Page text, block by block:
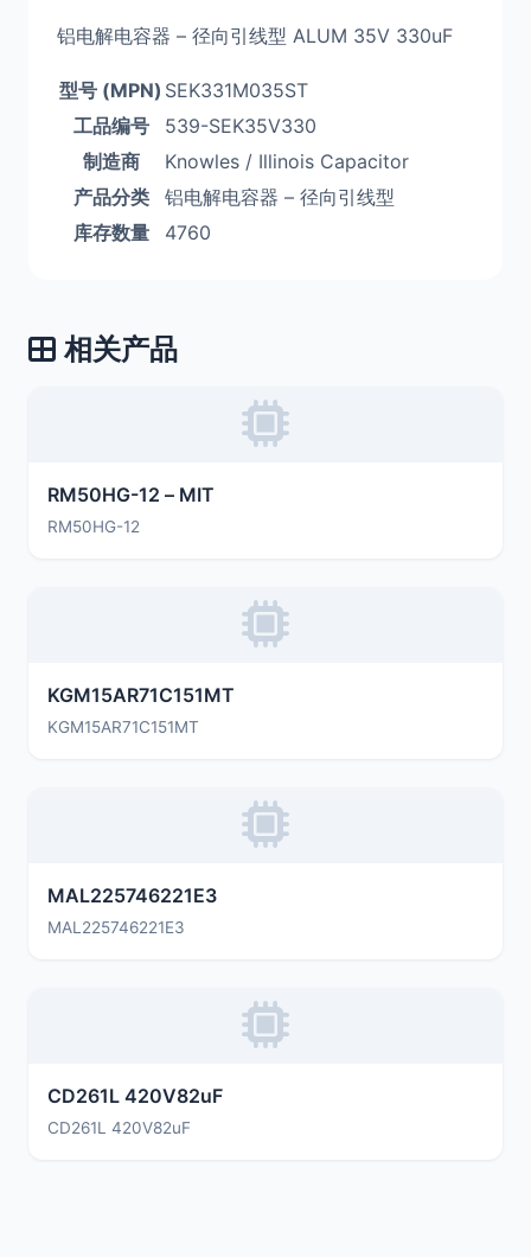
铝电解电容器 – 径向引线型 ALUM 35V 330uF
型号 (MPN) SEK331M035ST
工品编号
539-SEK35V330
制造商
Knowles / Illinois Capacitor
产品分类
铝电解电容器 – 径向引线型
库存数量
4760
相关产品
RM50HG-12 – MIT
RM50HG-12
KGM15AR71C151MT
KGM15AR71C151MT
MAL225746221E3
MAL225746221E3
CD261L 420V82uF
CD261L 420V82uF